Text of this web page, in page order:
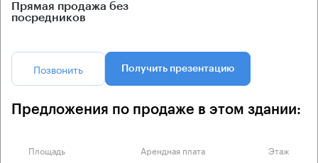
Прямая продажа без
посредников
Позвонить Получить презентацию
Предложения по продаже в этом здании:
Площадь Арендная плата Этаж